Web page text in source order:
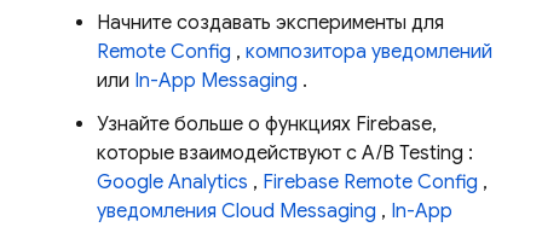
Начните создавать эксперименты для
Remote Config , композитора уведомлений
или In-App Messaging .
Узнайте больше о функциях Firebase,
которые взаимодействуют с A/B Testing :
Google Analytics , Firebase Remote Config ,
уведомления Cloud Messaging , In-App